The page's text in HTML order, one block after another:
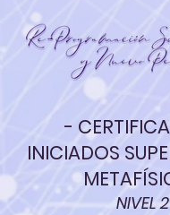
-
INICIADOS
NIVEL 2